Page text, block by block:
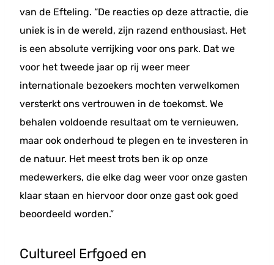
van de Efteling. “De reacties op deze attractie, die
uniek is in de wereld, zijn razend enthousiast. Het
is een absolute verrijking voor ons park. Dat we
voor het tweede jaar op rij weer meer
internationale bezoekers mochten verwelkomen
versterkt ons vertrouwen in de toekomst. We
behalen voldoende resultaat om te vernieuwen,
maar ook onderhoud te plegen en te investeren in
de natuur. Het meest trots ben ik op onze
medewerkers, die elke dag weer voor onze gasten
klaar staan en hiervoor door onze gast ook goed
beoordeeld worden.”
Cultureel Erfgoed en